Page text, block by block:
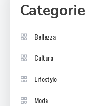
Categorie
Bellezza
Cultura
Lifestyle
Moda